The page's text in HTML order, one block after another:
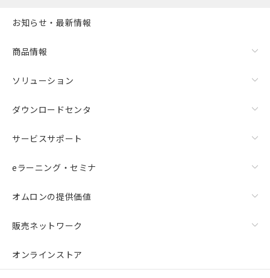
お知らせ・最新情報
商品情報
ソリューション
ダウンロードセンタ
サービスサポート
eラーニング・セミナ
オムロンの提供価値
販売ネットワーク
オンラインストア